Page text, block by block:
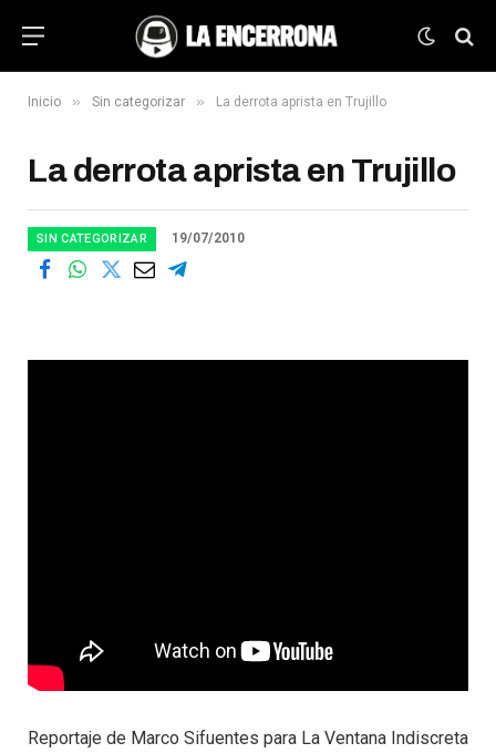
Inicio » Sin categorizar » La derrota aprista en Trujillo
La derrota aprista en Trujillo
SIN CATEGORIZAR 19/07/2010
Reportaje de Marco Sifuentes para La Ventana Indiscreta